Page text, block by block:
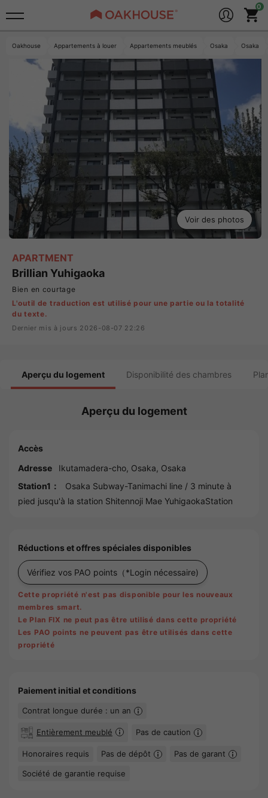
Oakhouse Appartements à louer Appartements meublés Osaka Osaka
Voir des photos
APARTMENT
Brillian Yuhigaoka
Bien en courtage
L'outil de traduction est utilisé pour une partie ou la totalité
du texte.
Dernier mis à jours 2026-08-07 22:26
Aperçu du logement Disponibilité des chambres
Aperçu du logement
Accès
Adresse
Ikutamadera-cho, Osaka, Osaka
Station1：
Osaka Subway-Tanimachi line / 3 minute à
pied jusqu'à la station Shitennoji Mae YuhigaokaStation
Réductions et offres spéciales disponibles
Vérifiez vos PAO points （*Login nécessaire)
Cette propriété n'est pas disponible pour les nouveaux
membres smart.
Le Plan FIX ne peut pas être utilisé dans cette propriété
Les PAO points ne peuvent pas être utilisés dans cette
propriété
Paiement initial et conditions
Contrat longue durée : un an
Entièrement meublé Pas de caution
Honoraires requis Pas de dépôt Pas de garant
Société de garantie requise